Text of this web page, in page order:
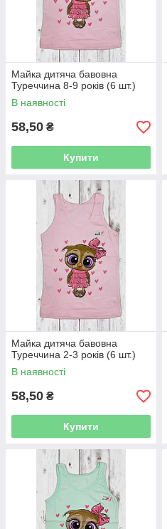
Майка дитяча бавовна
Туреччина 8-9 років (6 шт.)
В наявності
58,50 ₴
Купити
Майка дитяча бавовна
Туреччина 2-3 років (6 шт.)
В наявності
58,50 ₴
Купити